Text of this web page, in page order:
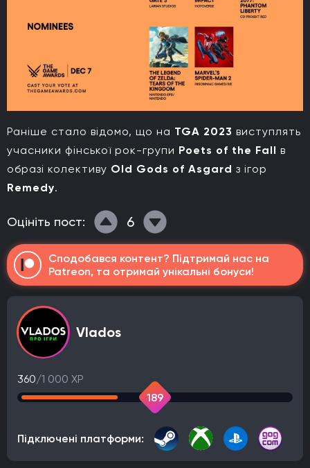
Раніше стало відомо, що на TGA 2023 виступлять
учасники фінської рок-групи Poets of the Fall в
образі колективу Old Gods of Asgard з ігор
Remedy.
Оцініть пост: 6
Сподобався контент? Підтримай нас на
Patreon, та отримай унікальні бонуси!
Vlados
360/1 000 XP
189
Підключені платформи: